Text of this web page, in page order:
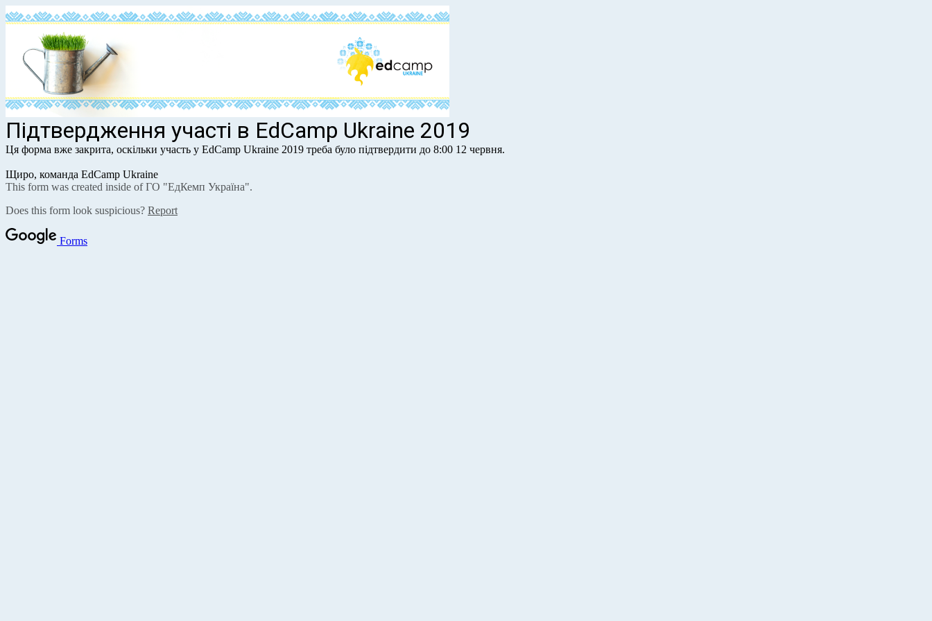
Підтвердження участі в EdCamp Ukraine 2019
Ця форма вже закрита, оскільки участь у EdCamp Ukraine 2019 треба було підтвердити до 8:00 12 червня.
Щиро, команда EdCamp Ukraine
This form was created inside of ГО "ЕдКемп Україна".
Does this form look suspicious? Report
Forms